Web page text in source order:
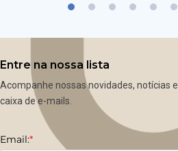
Entre na nossa lista
Acompanhe nossas novidades, notícias
caixa de e-mails.
Email:*